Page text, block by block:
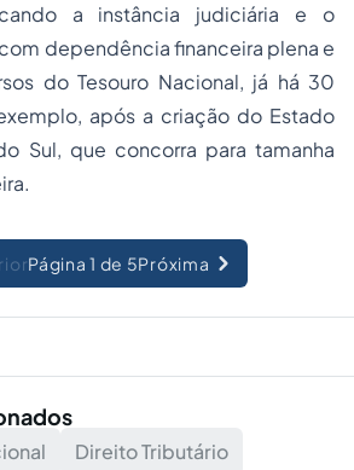
a instância judiciária e o
dependência financeira plena e
do Tesouro Nacional, já há 30
após a criação do Estado
Sul, que concorra para tamanha
Página 1 de 5Próxima
Direito Tributário